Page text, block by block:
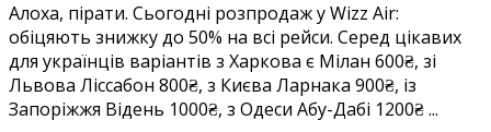
Італію
600₴,
Португалію
800₴,
на
Алоха, пірати. Сьогодні розпродаж у Wizz Air:
обіцяють знижку до 50% на всі рейси. Серед цікавих
для українців варіантів з Харкова є Мілан 600₴, зі
Львова Ліссабон 800₴, з Києва Ларнака 900₴, із
Запоріжжя Відень 1000₴, з Одеси Абу-Дабі 1200₴ ...